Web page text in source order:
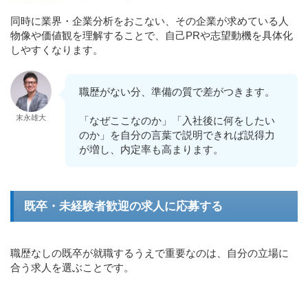
同時に業界・企業分析をおこない、その企業が求めている人
物像や価値観を理解することで、自己PRや志望動機を具体化
しやすくなります。
末永雄大
職歴がない分、準備の質で差がつきます。
「なぜここなのか」「入社後に何をしたい
のか」を自分の言葉で説明できれば説得力
が増し、内定率も高まります。
既卒・未経験者歓迎の求人に応募する
職歴なしの既卒が就職するうえで重要なのは、自分の立場に
合う求人を選ぶことです。